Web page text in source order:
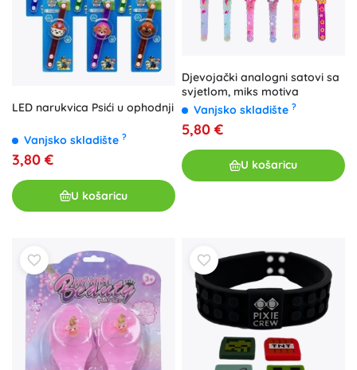
LED narukvica Psići u ophodnji
Vanjsko skladište ?
3,80 €
U košaricu
Djevojački analogni satovi sa
svjetlom, miks motiva
Vanjsko skladište ?
5,80 €
U košaricu